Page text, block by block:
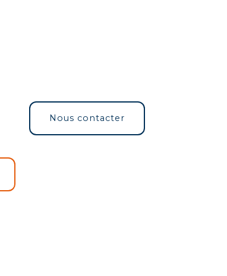
Nous contacter